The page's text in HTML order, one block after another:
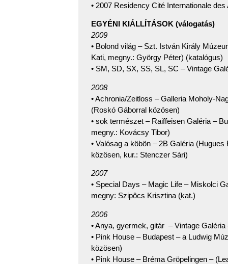
• 2007 Residency Cité Internationale
EGYÉNI KIÁLLÍTÁSOK (válogatás)
2009
• Bolond világ – Szt. István Király
Kati, megny.: György Péter) (katalógus)
• SM, SD, SX, SS, SL, SC – Vintage
2008
• Achronia/Zeitloss – Galleria Moholy-
(Roskó Gáborral közösen)
• sok természet – Raiffeisen Galéria –
megny.: Kovácsy Tibor)
• Valósag a köbön – 2B Galéria
közösen, kur.: Stenczer Sári)
2007
• Special Days – Magic Life – Miskolci
megny: Szipôcs Krisztina (kat.)
2006
• Anya, gyermek, gitár – Vintage
• Pink House – Budapest – a Ludwig
közösen)
• Pink House – Bréma Gröpelingen –